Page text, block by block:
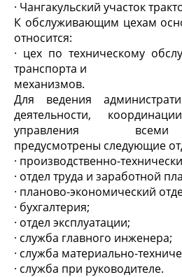
· Чангакульский участок
К обслуживающим цехам
относится:
· цех по техническому
транспорта и
механизмов.
Для ведения
деятельности,
управления всеми
предусмотрены следующие
· производственно-
· отдел труда и заработной
· планово-экономический
· бухгалтерия;
· отдел эксплуатации;
· служба главного инженера;
· служба материально-
· служба при руководителе.